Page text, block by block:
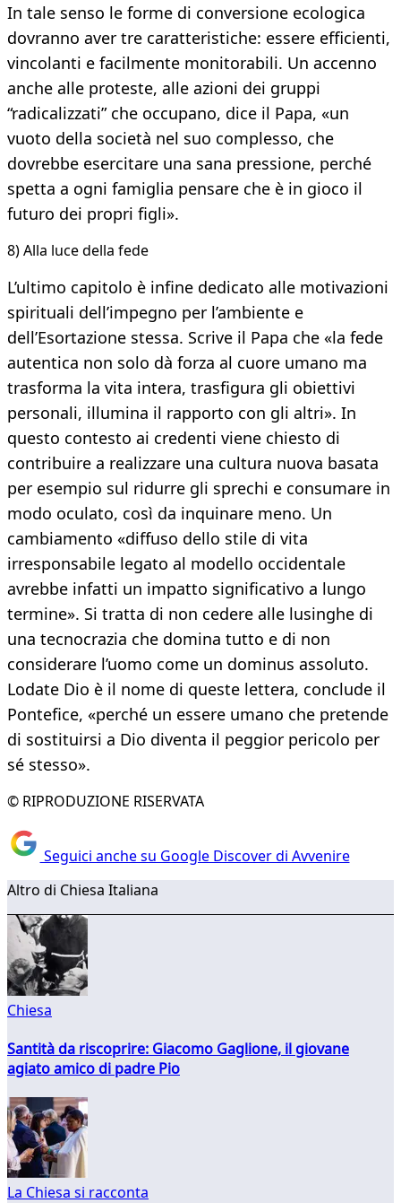
In tale senso le forme di conversione ecologica
dovranno aver tre caratteristiche: essere efficienti,
vincolanti e facilmente monitorabili. Un accenno
anche alle proteste, alle azioni dei gruppi
“radicalizzati” che occupano, dice il Papa, «un
vuoto della società nel suo complesso, che
dovrebbe esercitare una sana pressione, perché
spetta a ogni famiglia pensare che è in gioco il
futuro dei propri figli».
8) Alla luce della fede
L’ultimo capitolo è infine dedicato alle motivazioni
spirituali dell’impegno per l’ambiente e
dell’Esortazione stessa. Scrive il Papa che «la fede
autentica non solo dà forza al cuore umano ma
trasforma la vita intera, trasfigura gli obiettivi
personali, illumina il rapporto con gli altri». In
questo contesto ai credenti viene chiesto di
contribuire a realizzare una cultura nuova basata
per esempio sul ridurre gli sprechi e consumare in
modo oculato, così da inquinare meno. Un
cambiamento «diffuso dello stile di vita
irresponsabile legato al modello occidentale
avrebbe infatti un impatto significativo a lungo
termine». Si tratta di non cedere alle lusinghe di
una tecnocrazia che domina tutto e di non
considerare l’uomo come un dominus assoluto.
Lodate Dio è il nome di queste lettera, conclude il
Pontefice, «perché un essere umano che pretende
di sostituirsi a Dio diventa il peggior pericolo per
sé stesso».
© RIPRODUZIONE RISERVATA
Seguici anche su Google Discover di Avvenire
Altro di Chiesa Italiana
Chiesa
Santità da riscoprire: Giacomo Gaglione, il giovane
agiato amico di padre Pio
La Chiesa si racconta